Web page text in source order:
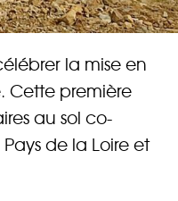
la mise en
première
au sol co-
de la Loire et
par Énergie
et d’accéder à
perte totale ou partielle